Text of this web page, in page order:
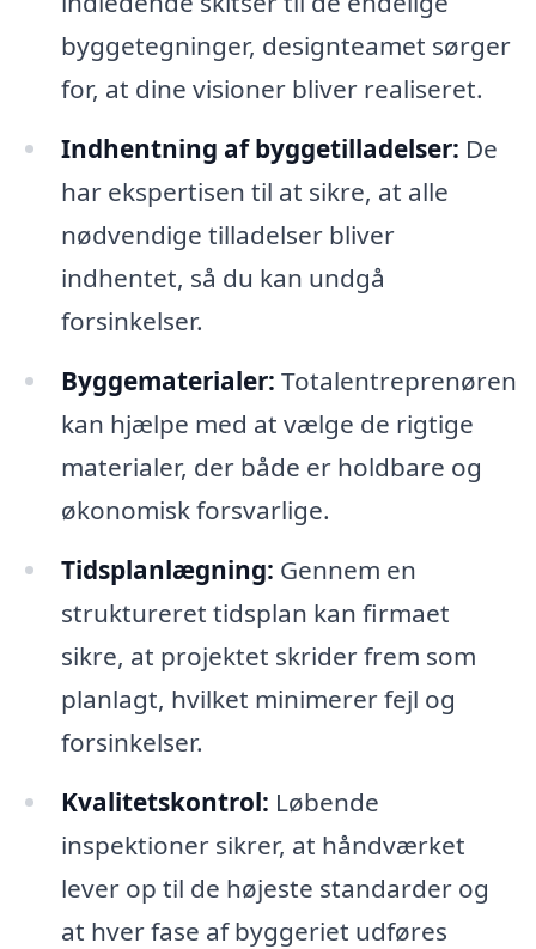
byggetegninger, designteamet sørger
for, at dine visioner bliver realiseret.
Indhentning af byggetilladelser: De
har ekspertisen til at sikre, at alle
nødvendige tilladelser bliver
indhentet, så du kan undgå
forsinkelser.
Byggematerialer: Totalentreprenøren
kan hjælpe med at vælge de rigtige
materialer, der både er holdbare og
økonomisk forsvarlige.
Tidsplanlægning: Gennem en
struktureret tidsplan kan firmaet
sikre, at projektet skrider frem som
planlagt, hvilket minimerer fejl og
forsinkelser.
Kvalitetskontrol: Løbende
inspektioner sikrer, at håndværket
lever op til de højeste standarder og
at hver fase af byggeriet udføres